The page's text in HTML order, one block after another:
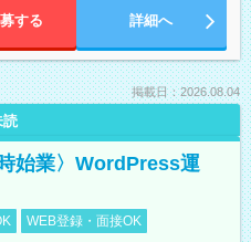
する 詳細へ
掲載日：2026.08.04
読
始業〉WordPress運
WEB登録・面接OK